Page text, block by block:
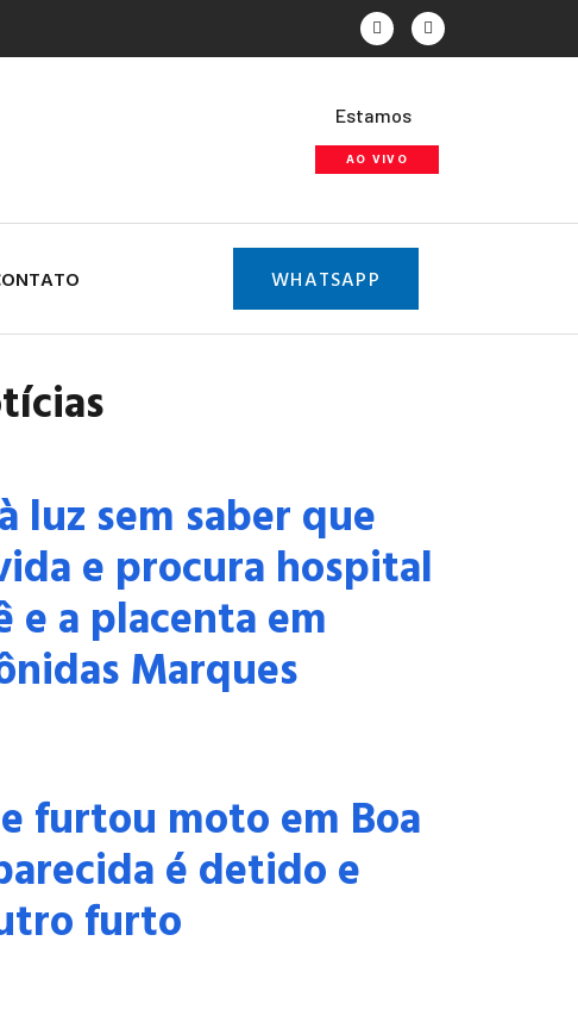
Estamos
AO VIVO
WHATSAPP
luz sem saber que
e procura hospital
e a placenta em
Marques
furtou moto em Boa
é detido e
furto